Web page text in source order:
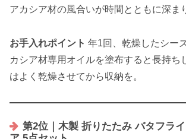
アカシア材の風合いが時間とともに深ま
お手入れポイント 年1回、乾燥したシー
カシア材専用オイルを塗布すると長持ち
はよく乾燥させてから収納を。
第2位｜木製 折りたたみ バタフラ